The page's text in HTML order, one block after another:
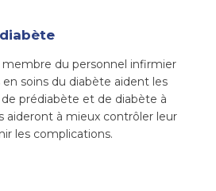
du personnel infirmier
en soins du diabète aident les
prédiabète et de diabète à
aideront à mieux contrôler leur
les complications.